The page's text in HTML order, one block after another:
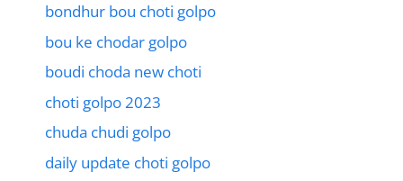
bondhur bou choti golpo
bou ke chodar golpo
boudi choda new choti
choti golpo 2023
chuda chudi golpo
daily update choti golpo